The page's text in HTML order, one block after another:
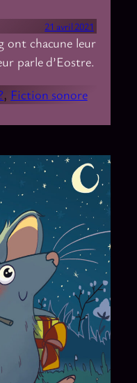
21 avril 2021
ont chacune leur
parle d’Eostre.
, Fiction sonore